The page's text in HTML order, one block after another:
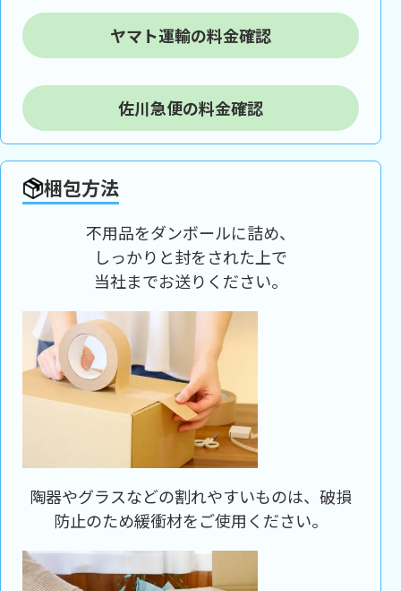
ヤマト運輸の料金確認
佐川急便の料金確認
梱包方法
不用品をダンボールに詰め、
しっかりと封をされた上で
当社までお送りください。
陶器やグラスなどの割れやすいものは、破損
防止のため緩衝材をご使用ください。